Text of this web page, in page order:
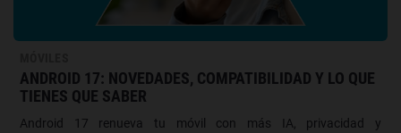
ANDROID 17: NOVEDADES, COMPATIBILIDAD Y LO QUE
TIENES QUE SABER
Android 17 renueva tu móvil con más IA, privacidad y